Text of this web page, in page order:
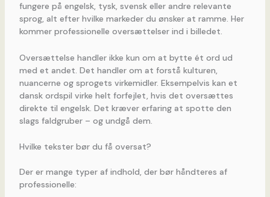
fungere på engelsk, tysk, svensk eller andre relevante
sprog, alt efter hvilke markeder du ønsker at ramme. Her
kommer professionelle oversættelser ind i billedet.
Oversættelse handler ikke kun om at bytte ét ord ud
med et andet. Det handler om at forstå kulturen,
nuancerne og sprogets virkemidler. Eksempelvis kan et
dansk ordspil virke helt forfejlet, hvis det oversættes
direkte til engelsk. Det kræver erfaring at spotte den
slags faldgruber – og undgå dem.
Hvilke tekster bør du få oversat?
Der er mange typer af indhold, der bør håndteres af
professionelle: